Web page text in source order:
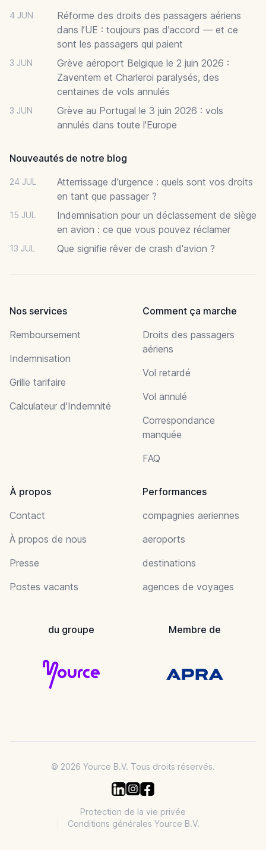
4 JUN
Réforme des droits des passagers aériens
dans l’UE : toujours pas d’accord — et ce
sont les passagers qui paient
3 JUN
Grève aéroport Belgique le 2 juin 2026 :
Zaventem et Charleroi paralysés, des
centaines de vols annulés
3 JUN
Grève au Portugal le 3 juin 2026 : vols
annulés dans toute l'Europe
Nouveautés de notre blog
24 JUL
Atterrissage d'urgence : quels sont vos droits
en tant que passager ?
15 JUL
Indemnisation pour un déclassement de siège
en avion : ce que vous pouvez réclamer
13 JUL Que signifie rêver de crash d'avion ?
Nos services
Remboursement
Indemnisation
Grille tarifaire
Calculateur d'Indemnité
Comment ça marche
Droits des passagers
aériens
Vol retardé
Vol annulé
Correspondance
manquée
FAQ
À propos
Contact
À propos de nous
Presse
Postes vacants
Performances
compagnies aeriennes
aeroports
destinations
agences de voyages
du groupe Membre de
© 2026 Yource B.V. Tous droits réservés.
Protection de la vie privée
Conditions générales Yource B.V.